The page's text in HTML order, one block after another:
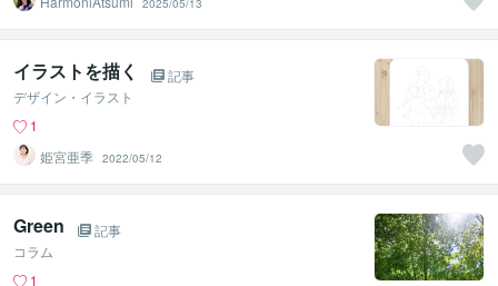
2025/05/13
イラストを描く
記事
デザイン・イラスト
1
姫宮亜季 2022/05/12
Green
記事
コラム
1